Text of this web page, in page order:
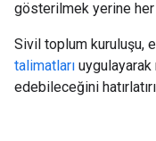
gösterilmek yerine her
Sivil toplum kuruluşu,
talimatları
edebileceğini